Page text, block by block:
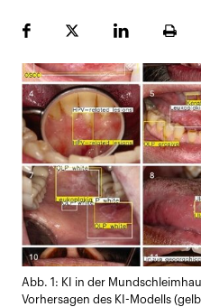
FacebookPlattformLinekdInSeite
Abb. 1: KI in der
Vorhersagen des KI-Modells